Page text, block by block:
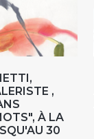
,
À LA
30